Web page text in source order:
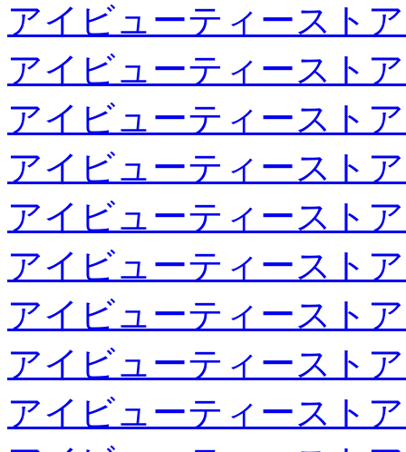
アイビューティースト
アイビューティースト
アイビューティースト
アイビューティースト
アイビューティースト
アイビューティースト
アイビューティースト
アイビューティースト
アイビューティースト